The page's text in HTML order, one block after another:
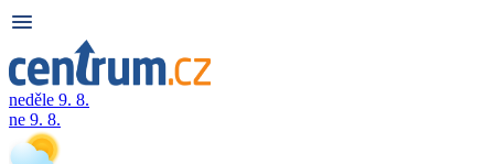
neděle 9. 8.
ne 9. 8.